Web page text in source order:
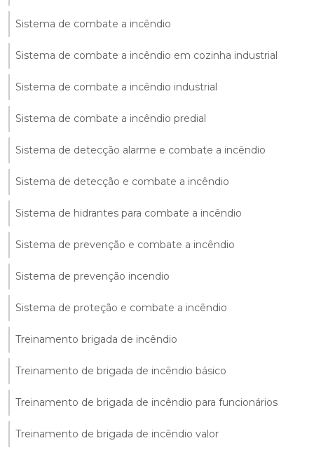
Sistema de combate a incêndio
Sistema de combate a incêndio em cozinha industrial
Sistema de combate a incêndio industrial
Sistema de combate a incêndio predial
Sistema de detecção alarme e combate a incêndio
Sistema de detecção e combate a incêndio
Sistema de hidrantes para combate a incêndio
Sistema de prevenção e combate a incêndio
Sistema de prevenção incendio
Sistema de proteção e combate a incêndio
Treinamento brigada de incêndio
Treinamento de brigada de incêndio básico
Treinamento de brigada de incêndio para funcionários
Treinamento de brigada de incêndio valor